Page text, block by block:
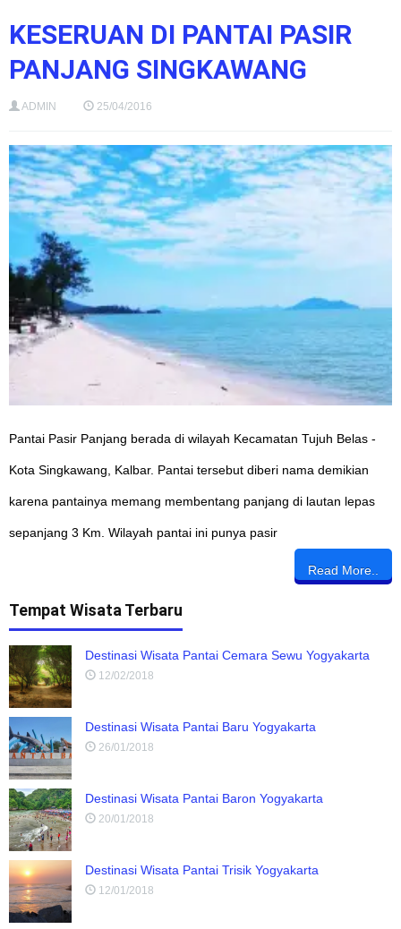
KESERUAN DI PANTAI PASIR
PANJANG SINGKAWANG
ADMIN 25/04/2016
Pantai Pasir Panjang berada di wilayah Kecamatan Tujuh Belas -
Kota Singkawang, Kalbar. Pantai tersebut diberi nama demikian
karena pantainya memang membentang panjang di lautan lepas
sepanjang 3 Km. Wilayah pantai ini punya pasir
Read More..
Tempat Wisata Terbaru
Destinasi Wisata Pantai Cemara Sewu Yogyakarta
12/02/2018
Destinasi Wisata Pantai Baru Yogyakarta
26/01/2018
Destinasi Wisata Pantai Baron Yogyakarta
20/01/2018
Destinasi Wisata Pantai Trisik Yogyakarta
12/01/2018